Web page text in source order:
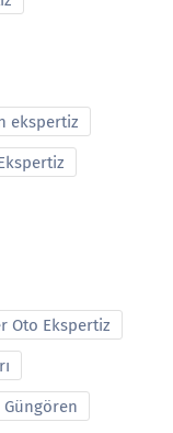
ekspertiz
Oto Ekspertiz